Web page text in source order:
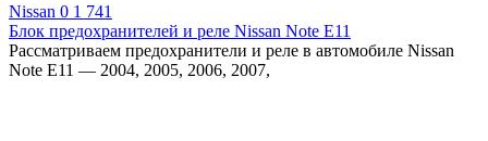
Nissan 0 1 741
Блок предохранителей и реле Nissan Note Е11
Рассматриваем предохранители и реле в автомобиле Nissan
Note Е11 — 2004, 2005, 2006, 2007,